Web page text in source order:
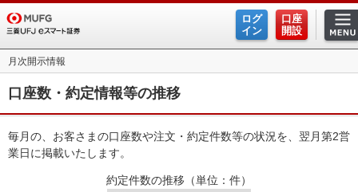
米国株式
ログ
イン
口座
開設
月次開示情報
口座数・約定情報等の推移
毎月の、お客さまの口座数や注文・約定件数等の状況を、翌月第2営
業日に掲載いたします。
約定件数の推移（単位：件）